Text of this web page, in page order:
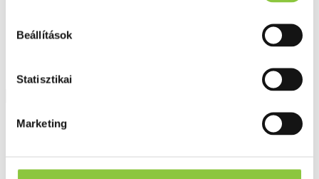
Beállítások
Statisztikai
Marketing
Ajánlataink
Így győzd le a karácsonyi depressziót!